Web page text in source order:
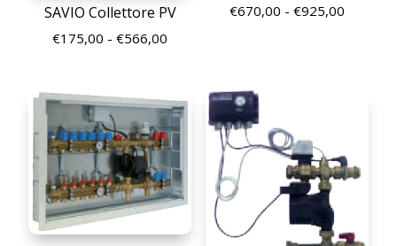
SAVIO Collettore PV
€175,00 - €566,00
da
€175,00
a
€566,00
€670,00 - €925,00Fascia